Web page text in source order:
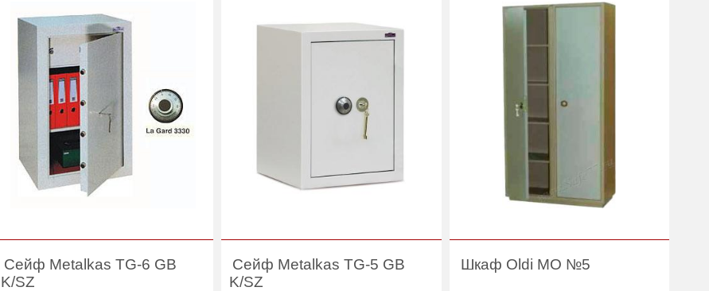
Сейф Metalkas TG-6 GB
K/SZ
Сейф Metalkas TG-5 GB
K/SZ
Шкаф Oldi МО №5